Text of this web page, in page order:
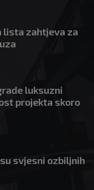
lista zahtjeva za
luksuzni
projekta skoro
svjesni ozbiljnih